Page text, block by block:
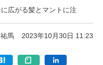
広がる髪とマントに注
馬 2023年10月30日 11:23